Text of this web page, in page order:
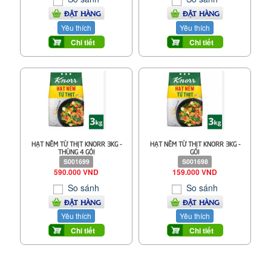
ĐẶT HÀNG
Yêu thích
Chi tiết
ĐẶT HÀNG
Yêu thích
Chi tiết
HẠT NÊM TỪ THỊT KNORR 3KG -
THÙNG 4 GÓI
S001699
590.000 VND
So sánh
ĐẶT HÀNG
Yêu thích
Chi tiết
HẠT NÊM TỪ THỊT KNORR 3KG -
GÓI
S001698
159.000 VND
So sánh
ĐẶT HÀNG
Yêu thích
Chi tiết